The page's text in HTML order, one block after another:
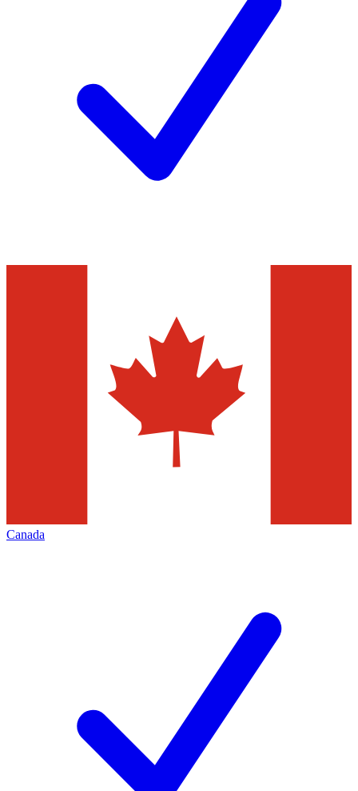
Canada